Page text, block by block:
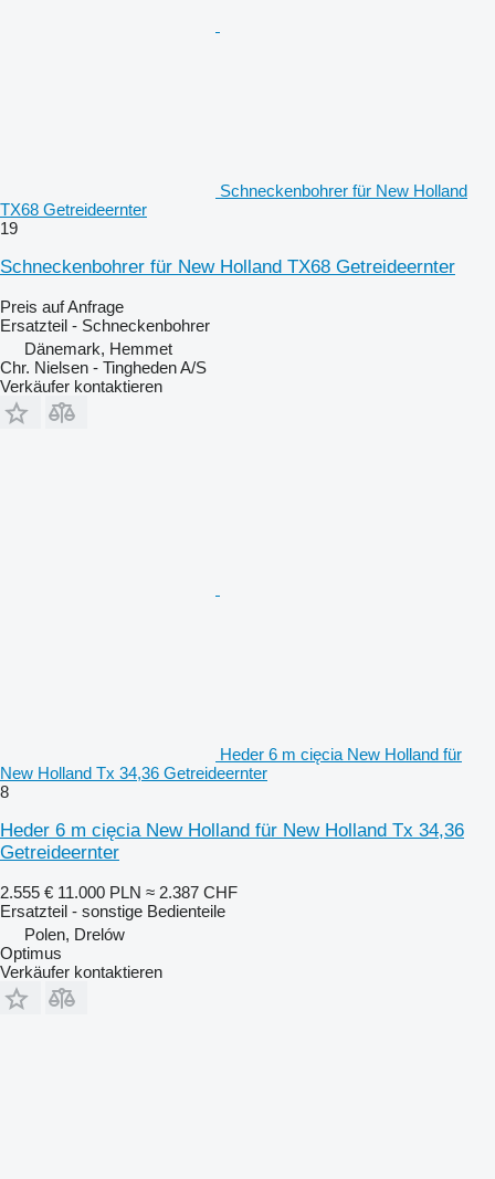
Schneckenbohrer für New Holland
TX68 Getreideernter
19
Schneckenbohrer für New Holland TX68 Getreideernter
Preis auf Anfrage
Ersatzteil - Schneckenbohrer
Dänemark, Hemmet
Chr. Nielsen - Tingheden A/S
Verkäufer kontaktieren
Heder 6 m cięcia New Holland für
New Holland Tx 34,36 Getreideernter
8
Heder 6 m cięcia New Holland für New Holland Tx 34,36
Getreideernter
2.555 € 11.000 PLN ≈ 2.387 CHF
Ersatzteil - sonstige Bedienteile
Polen, Drelów
Optimus
Verkäufer kontaktieren